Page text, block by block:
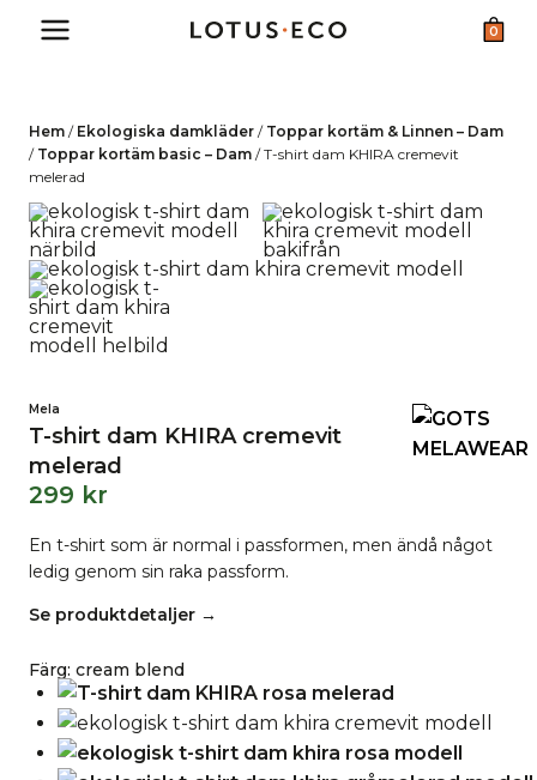
0
Hem / Ekologiska damkläder / Toppar kortäm & Linnen – Dam
/ Toppar kortäm basic – Dam /T-shirt dam KHIRA cremevit
melerad
Mela
T-shirt dam KHIRA cremevit
melerad
299 kr
En t-shirt som är normal i passformen, men ändå något
ledig genom sin raka passform.
Se produktdetaljer →
Färg: cream blend